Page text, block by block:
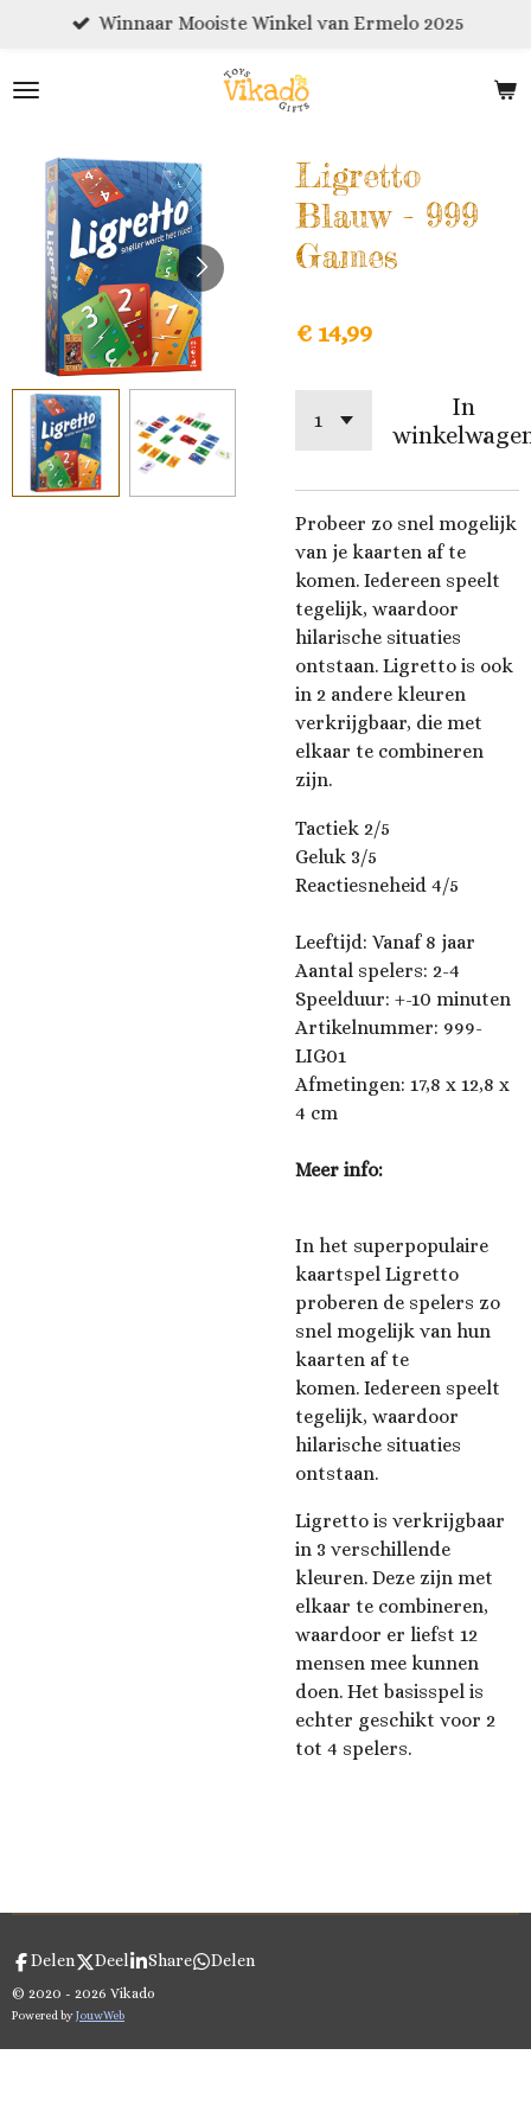
naar
Winnaar Mooiste Winkel van Ermelo 2025
Ligretto
Blauw - 999
Games
€ 14,99
In
Probeer zo snel mogelijk
van je kaarten af te
komen. Iedereen speelt
tegelijk, waardoor
hilarische situaties
ontstaan. Ligretto is ook
in 2 andere kleuren
verkrijgbaar, die met
elkaar te combineren
zijn.
Tactiek 2/5
Geluk 3/5
Reactiesneheid 4/5
Leeftijd: Vanaf 8 jaar
Aantal spelers: 2-4
Speelduur: +-10 minuten
Artikelnummer: 999-
LIG01
Afmetingen: 17,8 x 12,8 x
4 cm
Meer info:
In het superpopulaire
kaartspel Ligretto
proberen de spelers zo
snel mogelijk van hun
kaarten af te
komen. Iedereen speelt
tegelijk, waardoor
hilarische situaties
ontstaan.
Ligretto is verkrijgbaar
in 3 verschillende
kleuren. Deze zijn met
elkaar te combineren,
waardoor er liefst 12
mensen mee kunnen
doen. Het basisspel is
echter geschikt voor 2
tot 4 spelers.
Delen Deel Share Delen
© 2020 - 2026 Vikado
Powered byJouwWeb